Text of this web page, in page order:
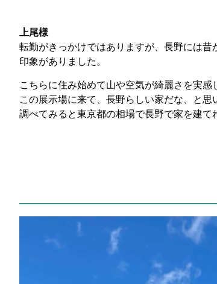
上尾様
転勤がきっかけではありますが、長野には
印象がありました。
こちらに住み始めて山や空気が綺麗さを実
この展示場に来て、長野らしい家だな、と
調べてみると東京都の相場で長野で家を建